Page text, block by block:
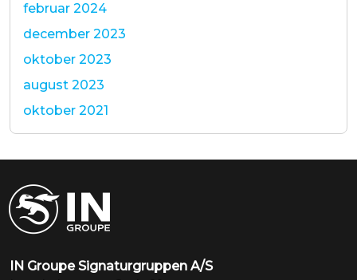
februar 2024
december 2023
oktober 2023
august 2023
oktober 2021
IN Groupe Signaturgruppen A/S